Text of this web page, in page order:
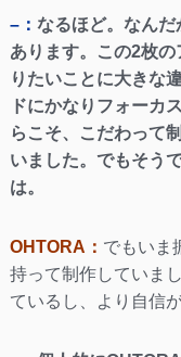
–： なるほど。なんだ
あります。この2枚
りたいことに大きな
ドにかなりフォーカ
らこそ、こだわって
いました。でもそう
は。
OHTORA： でもいま
持って制作していま
ているし、より自信